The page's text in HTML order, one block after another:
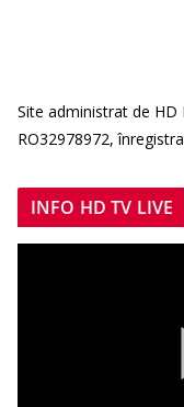
Site administrat de HD
RO32978972,
INFO HD TV LIVE